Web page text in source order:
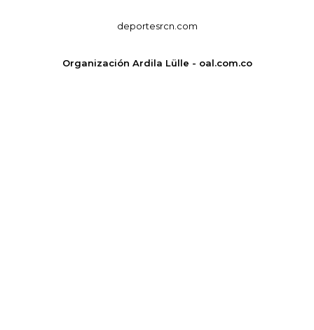
deportesrcn.com
Organización Ardila Lülle - oal.com.co